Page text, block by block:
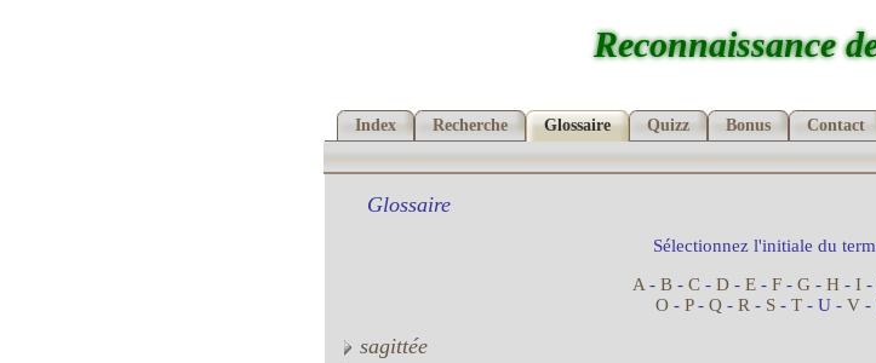
Reconnaissance
Index Recherche Glossaire Quizz Bonus Contact
Glossaire
Sélectionnez l'initiale du
A - B- C- D- E- F- G- H- I-
O - P- Q - R - S - T - U - V -
sagittée